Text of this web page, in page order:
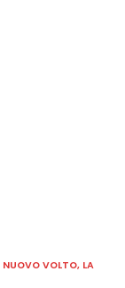
NUOVO VOLTO, LA